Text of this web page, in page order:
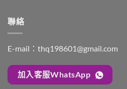
早
中
與
方
案〉
聯絡
E-mail： thq198601@gmail.com
加入客服WhatsApp